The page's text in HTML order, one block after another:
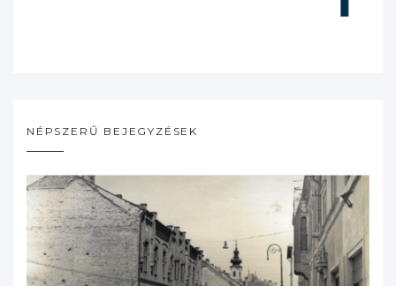
NÉPSZERŰ BEJEGYZÉSEK